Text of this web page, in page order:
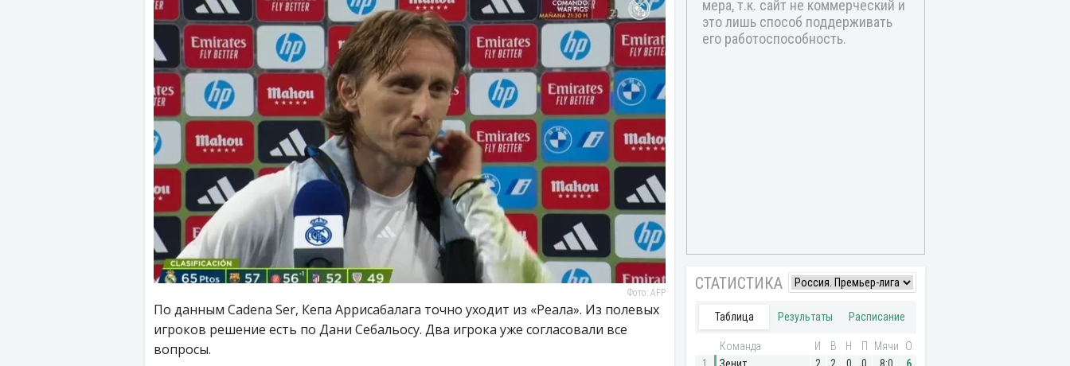
Фото: AFP
По данным Cadena Ser, Кепа Аррисабалага точно уходит из «Реала». Из полевых
игроков решение есть по Дани Себальосу. Два игрока уже согласовали все
вопросы.